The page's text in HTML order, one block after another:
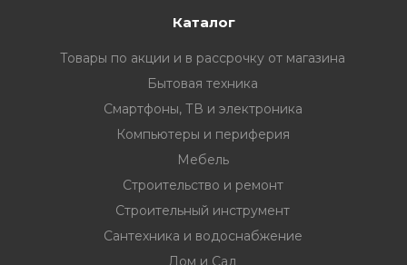
Каталог
Товары по акции и в рассрочку от магазина
Бытовая техника
Смартфоны, ТВ и электроника
Компьютеры и периферия
Мебель
Строительство и ремонт
Строительный инструмент
Сантехника и водоснабжение
Дом и Сад